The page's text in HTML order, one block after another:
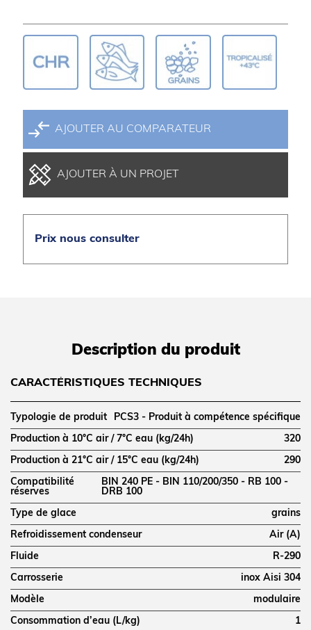
AJOUTER AU COMPARATEUR
AJOUTER À UN PROJET
Prix nous consulter
Description du produit
CARACTÉRISTIQUES TECHNIQUES
Typologie de produit PCS3 - Produit à compétence spécifique
Production à 10°C air / 7°C eau (kg/24h) 320
Production à 21°C air / 15°C eau (kg/24h) 290
Compatibilité
réserves
BIN 240 PE - BIN 110/200/350 - RB 100 -
DRB 100
Type de glace grains
Refroidissement condenseur Air (A)
Fluide R-290
Carrosserie inox Aisi 304
Modèle modulaire
Consommation d’eau (L/kg) 1